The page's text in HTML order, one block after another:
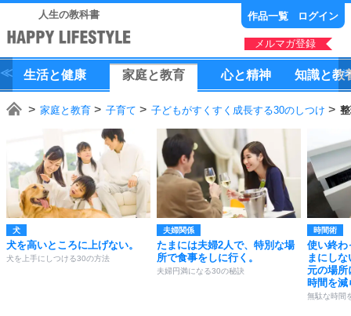
人生の教科書 作品一覧 ログイン
メルマガ登録
生活と健康 家庭と教育 心と精神 知識と教
家庭と教育 子育て 子どもがすくすく成長する30のしつけ
犬
犬を高いところに上げない。
犬を上手にしつける30の方法
夫婦関係
たまには夫婦2人で、特別な場
所で食事をしに行く。
夫婦円満になる30の秘訣
時間術
使い終わ
まにしな
元の場所
時間を減
無駄な時間